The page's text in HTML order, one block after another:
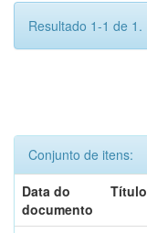
Resultado 1-1 de 1.
Conjunto de itens:
Data do
documento
Título